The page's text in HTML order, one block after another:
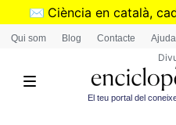
✉️ Ciència en català,
➜Subscriu-te al
Qui som Blog Contacte Ajuda
El teu portal del